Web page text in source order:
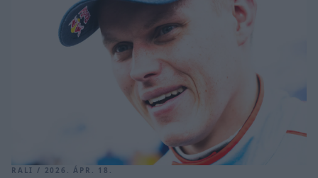
RALI / 2026. ÁPR. 18.